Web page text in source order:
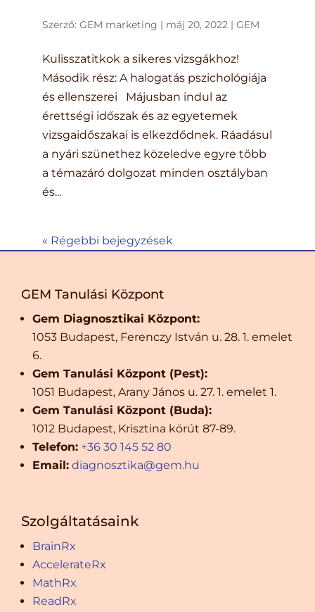
Szerző: GEM marketing | máj 20, 2022| GEM
Kulisszatitkok a sikeres vizsgákhoz!
Második rész: A halogatás pszichológiája
és ellenszerei Májusban indul az
érettségi időszak és az egyetemek
vizsgaidőszakai is elkezdődnek. Ráadásul
a nyári szünethez közeledve egyre több
a témazáró dolgozat minden osztályban
és...
« Régebbi bejegyzések
GEM Tanulási Központ
Gem Diagnosztikai Központ:
1053 Budapest, Ferenczy István u. 28. 1. emelet
6.
Gem Tanulási Központ (Pest):
1051 Budapest, Arany János u. 27. 1. emelet 1.
Gem Tanulási Központ (Buda):
1012 Budapest, Krisztina körút 87-89.
Telefon: +36 30 145 52 80
Email: diagnosztika@gem.hu
Szolgáltatásaink
BrainRx
AccelerateRx
MathRx
ReadRx